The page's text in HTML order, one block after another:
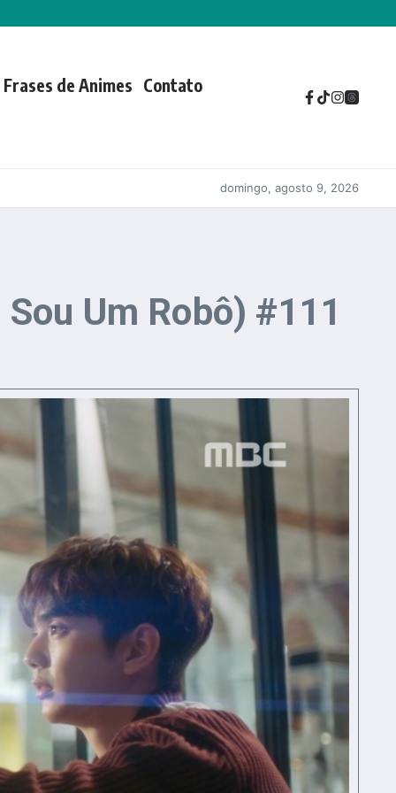
Frases de Animes Contato
domingo, agosto 9, 2026
Um Robô) #111